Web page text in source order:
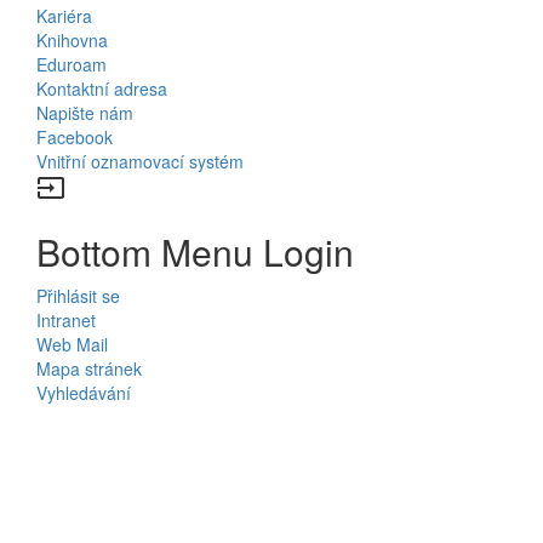
Kariéra
Knihovna
Eduroam
Kontaktní adresa
Napište nám
Facebook
Vnitřní oznamovací systém
input
Bottom Menu Login
Přihlásit se
Intranet
Web Mail
Mapa stránek
Vyhledávání